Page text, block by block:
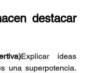
destacar
Explicar ideas
una superpotencia.